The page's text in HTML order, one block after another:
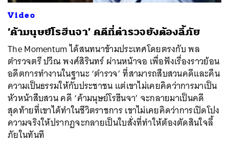
Video
‘ค้ามนุษย์โรฮีนจา’ คดีที่ตำรวจยังต้องลี้ภัย
The Momentum ได้สนทนาข้ามประเทศโดยตรงกับ พล
ตำรวจตรี ปวีณ พงศ์สิรินทร์ ผ่านหน้าจอ เพื่อฟังเรื่องราวย้อน
อดีตการทำงานในฐานะ ‘ตำรวจ’ ที่สามารถสืบสวนคดีและคืน
ความเป็นธรรมให้กับประชาชน แต่เขาไม่เคยคิดว่าการมาเป็น
หัวหน้าสืบสวน คดี ‘ค้ามนุษย์โรฮีนจา’ จะกลายมาเป็นคดี
สุดท้ายที่เขาได้ทำในชีวิตราชการ เขาไม่เคยคิดว่าการเปิดโปง
ความจริงให้ปรากฏจะกลายเป็นใบสั่งที่ทำให้ต้องตัดสินใจลี้
ภัยในทันที